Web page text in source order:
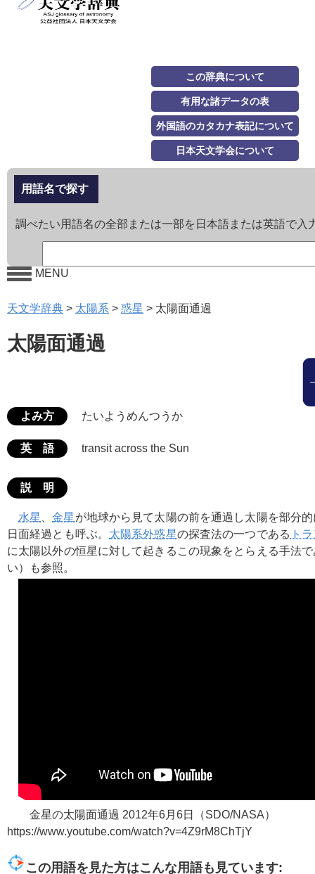
この辞典について
有用な諸データの表
外国語のカタカナ表記について
日本天文学会について
用語名で探す
調べたい用語名の全部または一部を日本語または英語で入
MENU
天文学辞典 > 太陽系 > 惑星 > 太陽面通過
太陽面通過
よみ方 たいようめんつうか
英 語 transit across the Sun
説 明
水星 、金星 が地球から見て太陽の前を通過し太陽を部分
日面経過とも呼ぶ。 太陽系外惑星の探査法の一つである ト
に太陽以外の恒星に対して起きるこの現象をとらえる手法
い）も参照。
金星の太陽面通過 2012年6月6日（SDO/NASA）
https://www.youtube.com/watch?v=4Z9rM8ChTjY
この用語を見た方はこんな用語も見ています: